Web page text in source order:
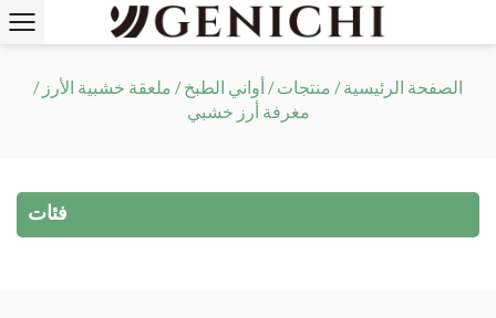
الصفحة الرئيسية / منتجات / أواني الطبخ / ملعقة خشبية الأرز /
مغرفة أرز خشبي
فئات